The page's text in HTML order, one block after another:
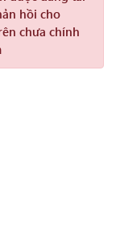
hồi cho
chưa chính